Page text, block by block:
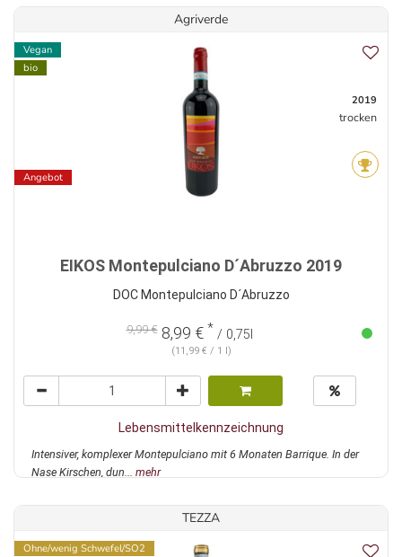
Agriverde
Vegan
bio
Angebot
2019
trocken
EIKOS Montepulciano D´Abruzzo 2019
DOC Montepulciano D´Abruzzo
9,99 €8,99 € * / 0,75l
(11,99 € / 1 l)
Lebensmittelkennzeichnung
Intensiver, komplexer Montepulciano mit 6 Monaten Barrique. In der
Nase Kirschen, dun... mehr
TEZZA
Ohne/wenig Schwefel/SO2